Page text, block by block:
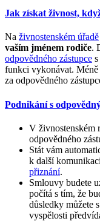
Jak získat živnost,
Na živnostenském úřadě
vaším jménem rodiče.
odpovědného zástupce
funkci vykonávat. Méně
za odpovědného
Podnikání s
V živnostenském
odpovědného
Stát vám
k další
přiznání.
Smlouvy budete
počítá s tím, že
důsledky můžete
vyspělosti